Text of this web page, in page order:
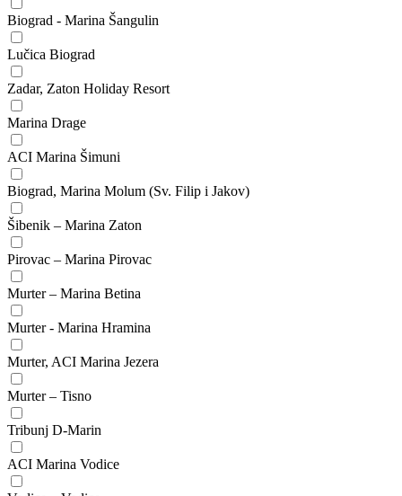
Biograd - Marina Šangulin
Lučica Biograd
Zadar, Zaton Holiday Resort
Marina Drage
ACI Marina Šimuni
Biograd, Marina Molum (Sv. Filip i Jakov)
Šibenik – Marina Zaton
Pirovac – Marina Pirovac
Murter – Marina Betina
Murter - Marina Hramina
Murter, ACI Marina Jezera
Murter – Tisno
Tribunj D-Marin
ACI Marina Vodice